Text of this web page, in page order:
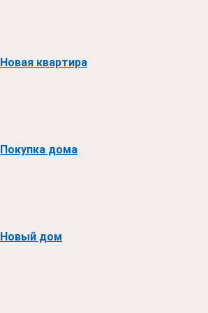
Новая квартира
Покупка дома
Новый дом